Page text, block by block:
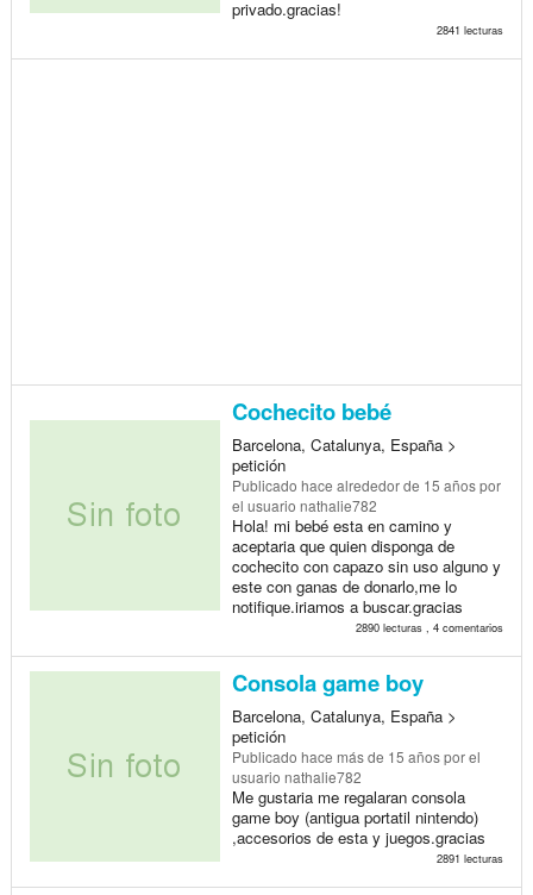
privado.gracias!
2841 lecturas
Cochecito bebé
Barcelona, Catalunya, España >
petición
Publicado hace alrededor de 15 añospor
el usuario nathalie782
Hola! mi bebé esta en camino y
aceptaria que quien disponga de
cochecito con capazo sin uso alguno y
este con ganas de donarlo,me lo
notifique.iriamos a buscar.gracias
2890 lecturas , 4 comentarios
Consola game boy
Barcelona, Catalunya, España >
petición
Publicado hace más de 15 añospor el
usuario nathalie782
Me gustaria me regalaran consola
game boy (antigua portatil nintendo)
,accesorios de esta y juegos.gracias
2891 lecturas